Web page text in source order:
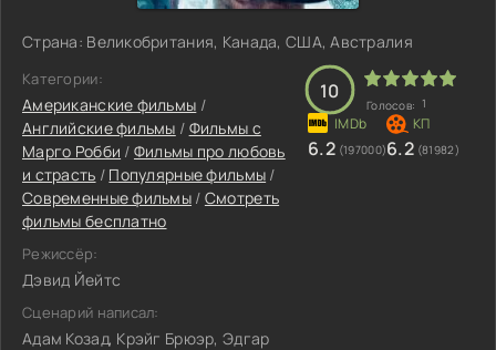
Страна: Великобритания, Канада, США, Австралия
Категории:
Американские фильмы /
Английские фильмы / Фильмы c
Марго Робби / Фильмы про любовь
и страсть / Популярные фильмы /
Современные фильмы / Смотреть
фильмы бесплатно
Режиссёр:
Дэвид Йейтс
Сценарий написал:
Адам Козад, Крэйг Брюэр, Эдгар
10
Голосов: 1
6.2 (197000)6.2 (81982)